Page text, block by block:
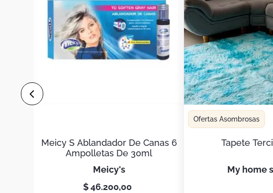
Meicy S Ablandador De Canas 6
Ampolletas De 30ml
meicy's
$ 46.200,00
Ofertas Asombrosas
Tapete
my home